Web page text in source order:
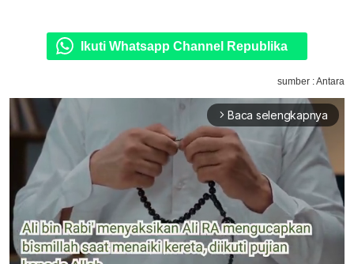
Ikuti Whatsapp Channel Republika
sumber : Antara
arrow_forward_ios Baca selengkapnya